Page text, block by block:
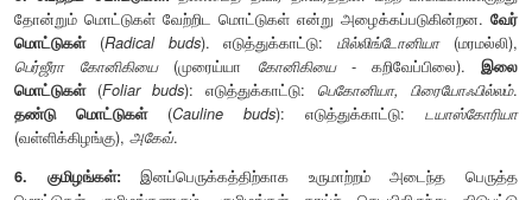
மொட்டுகள் (Buds)
மொட்டுத் தோற்றுவியே மொட்டாக முதிர்கிறது. மொட்டில்